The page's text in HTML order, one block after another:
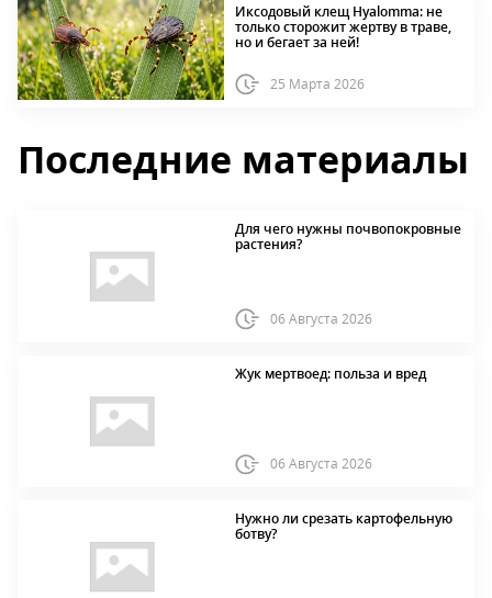
Иксодовый клещ Hyalomma: не
только сторожит жертву в траве,
но и бегает за ней!
25 Марта 2026
Последние материалы
Для чего нужны почвопокровные
растения?
06 Августа 2026
Жук мертвоед: польза и вред
06 Августа 2026
Нужно ли срезать картофельную
ботву?